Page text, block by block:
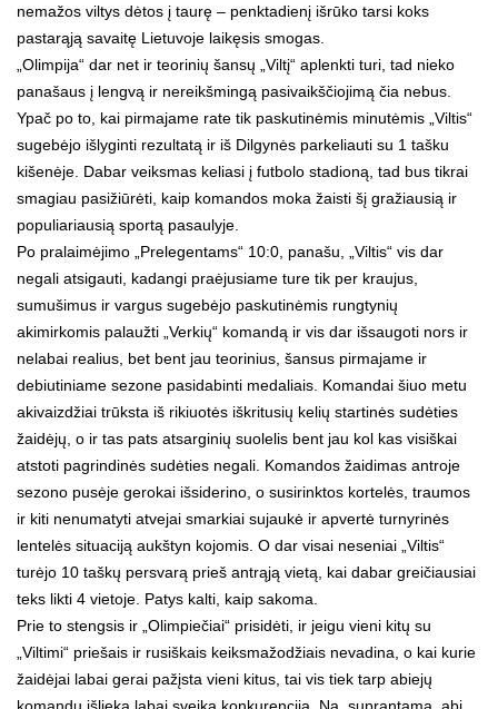
nemažos viltys dėtos į taurę – penktadienį išrūko tarsi koks
pastarąją savaitę Lietuvoje laikęsis smogas.
„Olimpija“ dar net ir teorinių šansų „Viltį“ aplenkti turi, tad nieko
panašaus į lengvą ir nereikšmingą pasivaikščiojimą čia nebus.
Ypač po to, kai pirmajame rate tik paskutinėmis minutėmis „Viltis“
sugebėjo išlyginti rezultatą ir iš Dilgynės parkeliauti su 1 tašku
kišenėje. Dabar veiksmas keliasi į futbolo stadioną, tad bus tikrai
smagiau pasižiūrėti, kaip komandos moka žaisti šį gražiausią ir
populiariausią sportą pasaulyje.
Po pralaimėjimo „Prelegentams“ 10:0, panašu, „Viltis“ vis dar
negali atsigauti, kadangi praėjusiame ture tik per kraujus,
sumušimus ir vargus sugebėjo paskutinėmis rungtynių
akimirkomis palaužti „Verkių“ komandą ir vis dar išsaugoti nors ir
nelabai realius, bet bent jau teorinius, šansus pirmajame ir
debiutiniame sezone pasidabinti medaliais. Komandai šiuo metu
akivaizdžiai trūksta iš rikiuotės iškritusių kelių startinės sudėties
žaidėjų, o ir tas pats atsarginių suolelis bent jau kol kas visiškai
atstoti pagrindinės sudėties negali. Komandos žaidimas antroje
sezono pusėje gerokai išsiderino, o susirinktos kortelės, traumos
ir kiti nenumatyti atvejai smarkiai sujaukė ir apvertė turnyrinės
lentelės situaciją aukštyn kojomis. O dar visai neseniai „Viltis“
turėjo 10 taškų persvarą prieš antrąją vietą, kai dabar greičiausiai
teks likti 4 vietoje. Patys kalti, kaip sakoma.
Prie to stengsis ir „Olimpiečiai“ prisidėti, ir jeigu vieni kitų su
„Viltimi“ priešais ir rusiškais keiksmažodžiais nevadina, o kai kurie
žaidėjai labai gerai pažįsta vieni kitus, tai vis tiek tarp abiejų
komandų išlieka labai sveika konkurencija. Na, suprantama, abi